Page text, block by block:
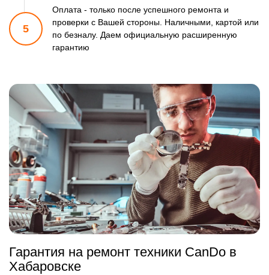
5
Оплата - только после успешного ремонта и
проверки с Вашей стороны. Наличными, картой или
по безналу. Даем официальную расширенную
гарантию
Гарантия на ремонт техники CanDo в
Хабаровске